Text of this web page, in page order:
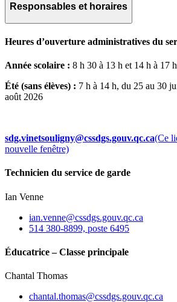
Responsables et horaires
Heures d’ouverture administratives du
Année scolaire : 8 h 30 à 13 h et 14 h à 17 h
Été (sans élèves) : 7 h à 14 h, du 25 au 30
août 2026
sdg.vinetsouligny@cssdgs.gouv.qc.ca(Ce
nouvelle fenêtre)
Technicien du service de garde
Ian Venne
ian.venne@cssdgs.gouv.qc.ca
514 380-8899, poste 6495
Éducatrice – Classe principale
Chantal Thomas
chantal.thomas@cssdgs.gouv.qc.ca